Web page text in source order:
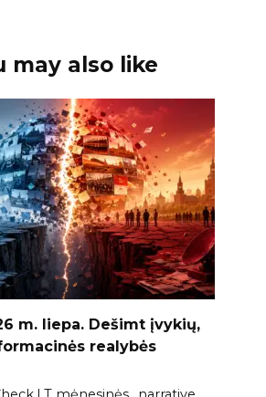
may also like
m. liepa. Dešimt įvykių,
realybės